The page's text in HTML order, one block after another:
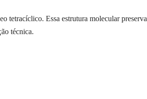
tetracíclico. Essa estrutura molecular preserva
técnica.